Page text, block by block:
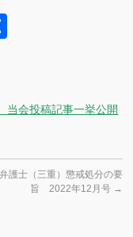
当会投稿記事一挙公開
護士（三重）懲戒処分の要
旨 2022年12月号 →